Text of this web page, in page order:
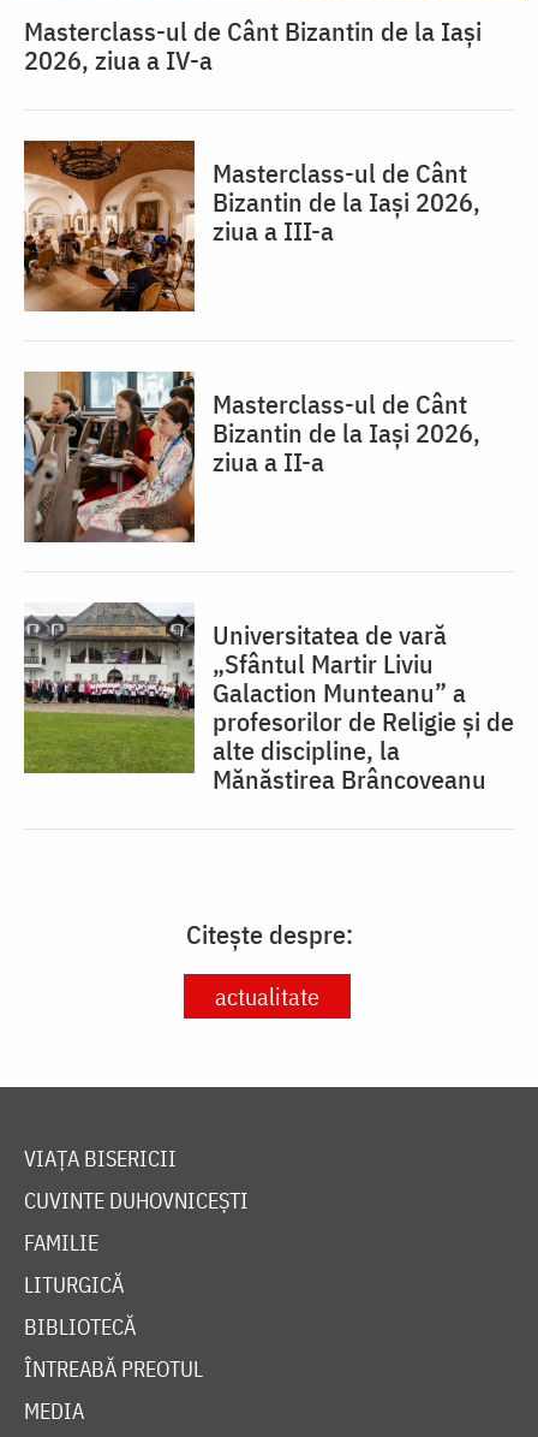
Masterclass-ul de Cânt Bizantin de la Iași
2026, ziua a IV-a
Masterclass-ul de Cânt
Bizantin de la Iași 2026,
ziua a III-a
Masterclass-ul de Cânt
Bizantin de la Iași 2026,
ziua a II-a
Universitatea de vară
„Sfântul Martir Liviu
Galaction Munteanu” a
profesorilor de Religie și de
alte discipline, la
Mănăstirea Brâncoveanu
Citește despre:
actualitate
VIAȚA BISERICII
CUVINTE DUHOVNICEȘTI
FAMILIE
LITURGICĂ
BIBLIOTECĂ
ÎNTREABĂ PREOTUL
MEDIA